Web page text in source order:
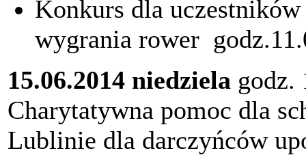
Konkurs dla
wygrania rower
15.06.2014 niedziela godz.
Charytatywna pomoc dla
Lublinie dla darczyńców